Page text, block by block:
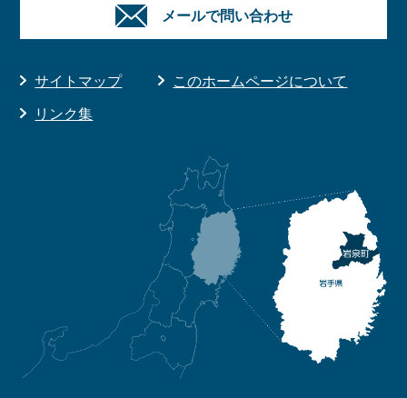
メールで問い合わせ
サイトマップ
このホームページについて
リンク集